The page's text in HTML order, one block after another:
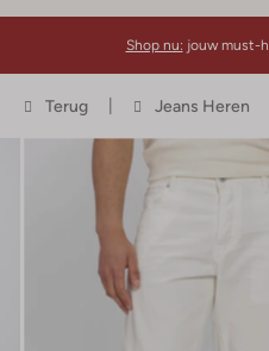
Shop nu: jouw must-
Terug Jeans Heren